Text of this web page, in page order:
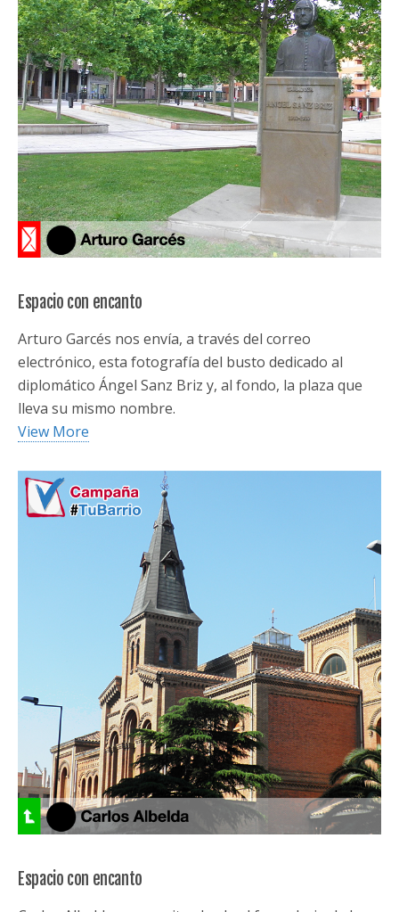
Espacio con encanto
Arturo Garcés nos envía, a través del correo
electrónico, esta fotografía del busto dedicado al
diplomático Ángel Sanz Briz y, al fondo, la plaza que
lleva su mismo nombre.
View More
Espacio con encanto